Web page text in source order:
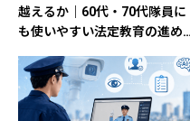
越えるか｜60代・70代隊員に
も使いやすい法定教育の進め